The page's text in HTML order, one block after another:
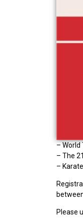
– World
– The
–
Please